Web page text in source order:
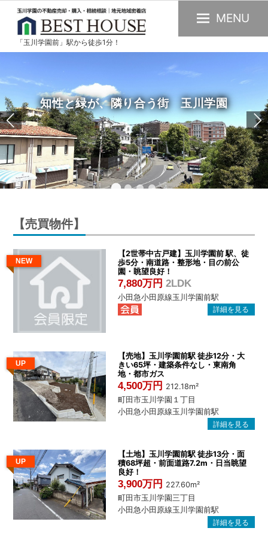
玉
学
の
不
動
産
購
入・
却・
賃
貸・
管
域
密
着
BEST
HOUSE
「玉川学園前」駅から徒歩1分！
MENU
知性と緑が、隣り合う街 玉川学園
【売買物件】
NEW
【2世帯中古戸建】玉川学園前 駅、徒
歩5分・南道路・整形地・目の前公
園・眺望良好！
7,880万円 2LDK
小田急小田原線玉川学園前駅
UP
【売地】玉川学園前駅 徒歩12分・大
きい65坪・建築条件なし・東南角
地・都市ガス
4,500万円 212.18m²
町田市玉川学園１丁目
小田急小田原線玉川学園前駅
UP
【土地】玉川学園前駅 徒歩13分・面
積68坪超・前面道路7.2m・日当眺望
良好！
3,900万円 227.60m²
町田市玉川学園三丁目
小田急小田原線玉川学園前駅